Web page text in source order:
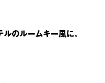
ルのルームキー風に。